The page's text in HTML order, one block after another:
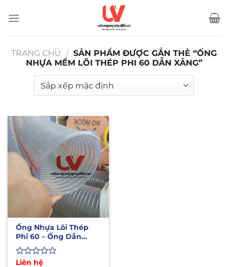
qua
TRANG CHỦ
/ SẢN PHẨM ĐƯỢC GẮN THẺ “ỐNG
NHỰA MỀM LÕI THÉP PHI 60 DẪN XĂNG”
Ống Nhựa Lõi Thép
Phi 60 – Ống Dẫn
Xăng Dầu Hóa Chất
Lỏng
Được
Liên hệ